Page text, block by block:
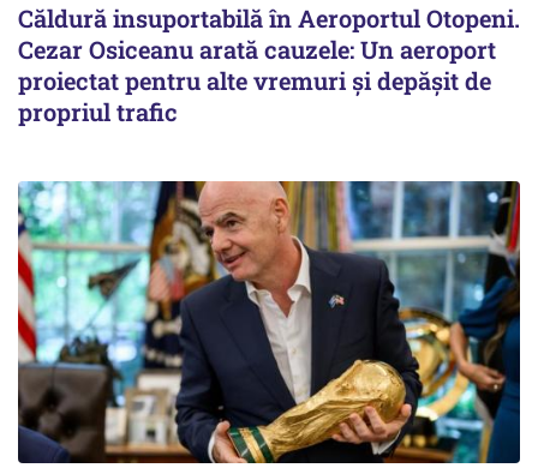
Căldură insuportabilă în Aeroportul Otopeni.
Cezar Osiceanu arată cauzele: Un aeroport
proiectat pentru alte vremuri și depășit de
propriul trafic